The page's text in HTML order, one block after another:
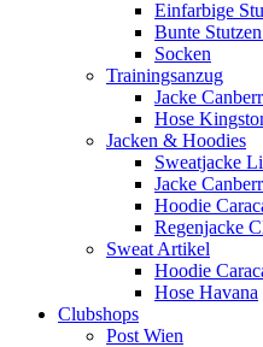
Einfarbige
Bunte
Socken
Trainingsanzug
Jacke
Hose
Jacken & Hoodies
Sweatjacke
Jacke
Hoodie
Regenjacke
Sweat Artikel
Hoodie
Hose Havana
Clubshops
Post Wien